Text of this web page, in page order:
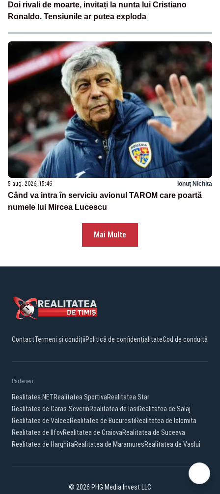
Doi rivali de moarte, invitați la nunta lui Cristiano
Ronaldo. Tensiunile ar putea exploda
5 aug. 2026, 15:46 Ionuț Nichita
Când va intra în serviciu avionul TAROM care poartă
numele lui Mircea Lucescu
Mai Multe
ContactTermeni și condițiiPolitică de confidențialitateCod de conduită
Parteneri:
Realitatea.NETRealitatea SportivaRealitatea Star
Realitatea de Caras-SeverinRealitatea de IasiRealitatea de Salaj
Realitatea de ValceaRealitatea de BucurestiRealitatea de Ialomita
Realitatea de IlfovRealitatea de CraiovaRealitatea de Suceava
Realitatea de HarghitaRealitatea de MaramuresRealitatea de Vaslui
© 2026 PHG Media Invest LLC